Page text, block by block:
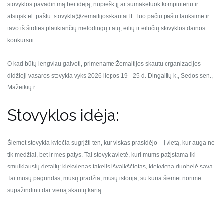
stovyklos pavadinimą bei idėją, nupiešk jį ar sumaketuok kompiuteriu ir
atsiųsk el. paštu: stovykla@zemaitijosskautai.lt. Tuo pačiu paštu lauksime ir
tavo iš širdies plaukiančių melodingų natų, eilių ir eilučių stovyklos dainos
konkursui.
O kad būtų lengviau galvoti, primename:Žemaitijos skautų organizacijos
didžioji vasaros stovykla vyks 2026 liepos 19 –25 d. Dingailių k., Sedos sen.,
Mažeikių r.
Stovyklos idėja:
Šiemet stovykla kviečia sugrįžti ten, kur viskas prasidėjo – į vietą, kur auga ne
tik medžiai, bet ir mes patys. Tai stovyklavietė, kuri mums pažįstama iki
smulkiausių detalių: kiekvienas takelis išvaikščiotas, kiekviena duobelė sava.
Tai mūsų pagrindas, mūsų pradžia, mūsų istorija, su kuria šiemet norime
supažindinti dar vieną skautų kartą.